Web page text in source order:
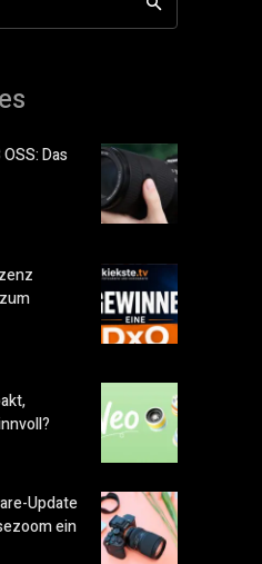
Das
Update
ein